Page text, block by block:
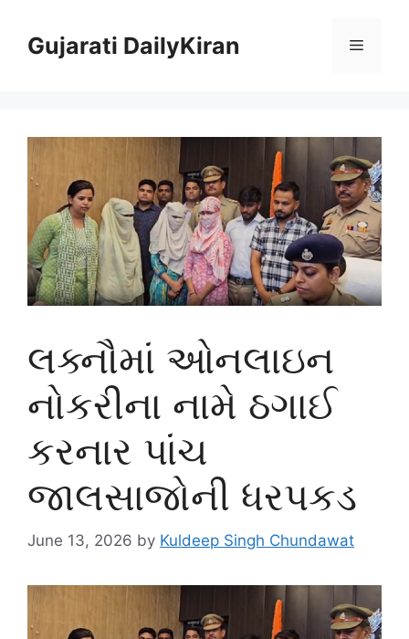
contentGujarati DailyKiran Menu
લક્નૌમાં ઓનલાઇન
નોકરીના નામે ઠગાઈ
કરનાર પાંચ
જાલસાજોની ધરપકડ
June 13, 2026 by Kuldeep Singh Chundawat